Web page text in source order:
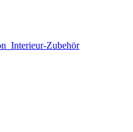
Interieur-Zubehör